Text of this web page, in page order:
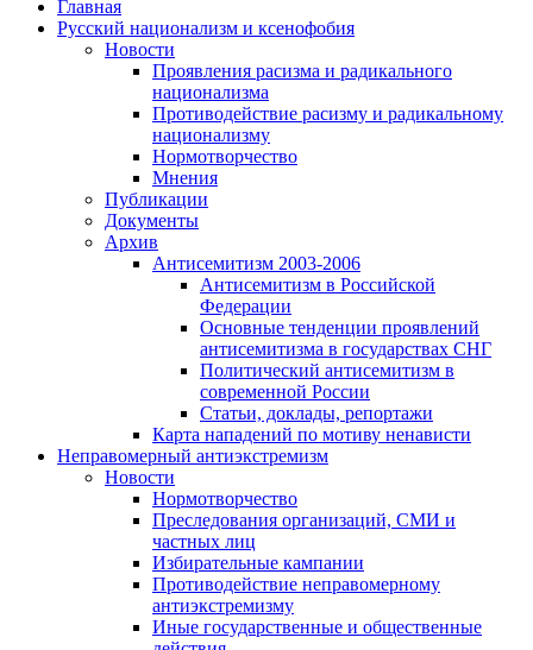
Главная
Русский национализм и ксенофобия
Новости
Проявления расизма и радикального
национализма
Противодействие расизму и радикальному
национализму
Нормотворчество
Мнения
Публикации
Документы
Архив
Антисемитизм 2003-2006
Антисемитизм в Российской
Федерации
Основные тенденции проявлений
антисемитизма в государствах СНГ
Политический антисемитизм в
современной России
Статьи, доклады, репортажи
Карта нападений по мотиву ненависти
Неправомерный антиэкстремизм
Новости
Нормотворчество
Преследования организаций, СМИ и
частных лиц
Избирательные кампании
Противодействие неправомерному
антиэкстремизму
Иные государственные и общественные